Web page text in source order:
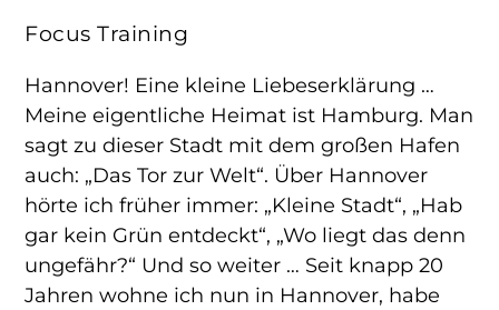
Focus Training
Hannover! Eine kleine Liebeserklärung …
Meine eigentliche Heimat ist Hamburg. Man
sagt zu dieser Stadt mit dem großen Hafen
auch: „Das Tor zur Welt“. Über Hannover
hörte ich früher immer: „Kleine Stadt“, „Hab
gar kein Grün entdeckt“, „Wo liegt das denn
ungefähr?“ Und so weiter … Seit knapp 20
Jahren wohne ich nun in Hannover, habe